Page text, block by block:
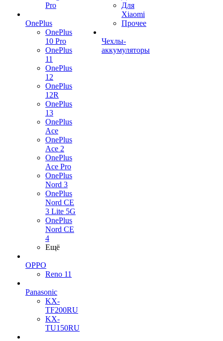
Pro
OnePlus
OnePlus
10 Pro
OnePlus
11
OnePlus
12
OnePlus
12R
OnePlus
13
OnePlus
Ace
OnePlus
Ace 2
OnePlus
Ace Pro
OnePlus
Nord 3
OnePlus
Nord CE
3 Lite 5G
OnePlus
Nord CE
4
Ещё
OPPO
Reno 11
Panasonic
KX-
TF200RU
KX-
TU150RU
Для
Xiaomi
Прочее
Чехлы-
аккумуляторы